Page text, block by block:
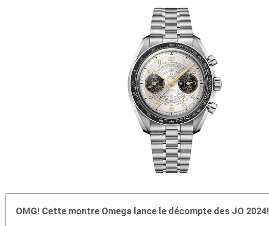
OMG! Cette montre Omega lance le décompte des JO 2024!